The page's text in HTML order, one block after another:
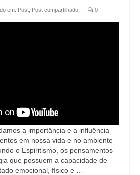
em: Post Post compartilhado | 0
a importância e a influência
em nossa vida e no ambiente
o Espiritismo, os pensamentos
que possuem a capacidade de
emocional, físico e …